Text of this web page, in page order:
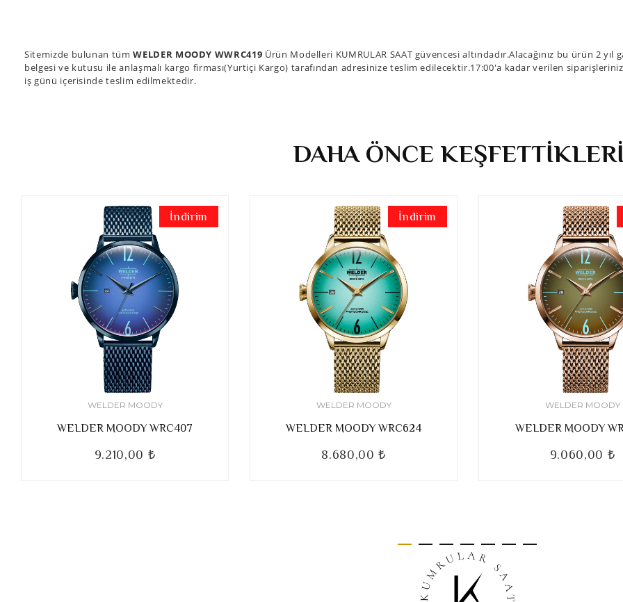
Sitemizde bulunan tümWELDER MOODY WWRC419 Ürün Modelleri KUMRULAR SAAT güvencesi altındadır.Alacağınız bu ürün 2
belgesi ve kutusu ile anlaşmalı kargo firması(Yurtiçi Kargo) tarafından adresinize teslim edilecektir.17:00'a kadar verilen
iş günü içerisinde teslim edilmektedir.
DAHA ÖNCE
İndirim
WELDER MOODY
WELDER MOODY WRC407
9.210,00 ₺
İndirim
WELDER MOODY
WELDER MOODY WRC624
8.680,00 ₺
WELDER MOODY
WELDER MOODY
9.060,00 ₺